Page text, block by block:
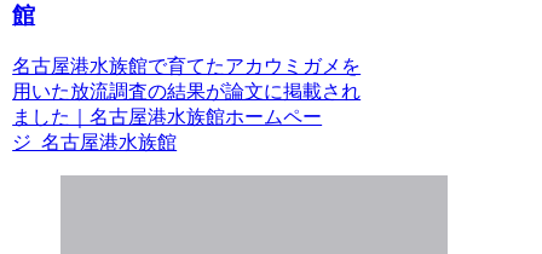
館
名古屋港水族館で育てたアカウミガメを
用いた放流調査の結果が論文に掲載され
ました｜名古屋港水族館ホームペー
ジ 名古屋港水族館